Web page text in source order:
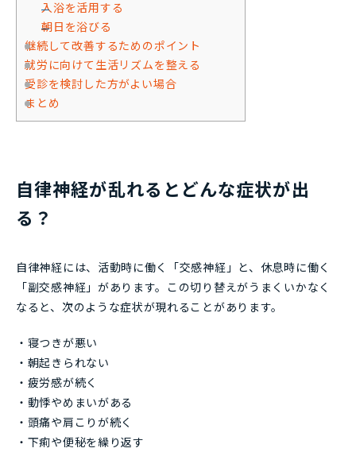
入浴を活用する
朝日を浴びる
継続して改善するためのポイント
就労に向けて生活リズムを整える
受診を検討した方がよい場合
まとめ
自律神経が乱れるとどんな症状が出
る？
自律神経には、活動時に働く「交感神経」と、休息時に働く
「副交感神経」があります。この切り替えがうまくいかなく
なると、次のような症状が現れることがあります。
・寝つきが悪い
・朝起きられない
・疲労感が続く
・動悸やめまいがある
・頭痛や肩こりが続く
・下痢や便秘を繰り返す